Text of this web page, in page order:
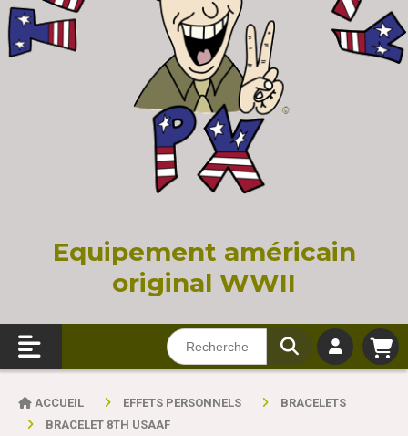
Equipement américain
original WWII
ACCUEIL EFFETS PERSONNELS
BRACELETS
BRACELET 8TH USAAF